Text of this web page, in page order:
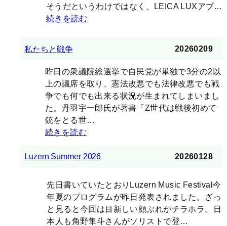
そうだというわけではなく、LEICA LUXアプ…
続きを読む
私たちと戦争 20260209
昨日の衆議院総選挙で自民党が単独で3分の2以
上の議席を取り、憲法改悪でも法律改悪でも戦
争でも何でも出来る状況が生まれてしまいまし
た。丹羽宇一郎氏が著書「Z世代は戦後初めて
銃をとる世…
続きを読む
Luzern Summer 2026 20260128
先日書いていたとおりLuzern Music Festival今
年夏のプログラムが昨日発表されました。ざっ
と見ると今回は目新しい顔ぶれがチラホラ。日
本人も角野隼斗さんがソリストで登…